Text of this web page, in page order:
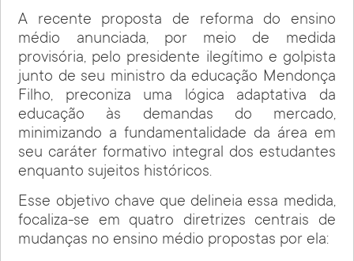
A recente proposta de reforma do ensino
médio anunciada, por meio de medida
provisória, pelo presidente ilegítimo e golpista
junto de seu ministro da educação Mendonça
Filho, preconiza uma lógica adaptativa da
educação às demandas do mercado,
minimizando a fundamentalidade da área em
seu caráter formativo integral dos estudantes
enquanto sujeitos históricos.
Esse objetivo chave que delineia essa medida,
focaliza-se em quatro diretrizes centrais de
mudanças no ensino médio propostas por ela: